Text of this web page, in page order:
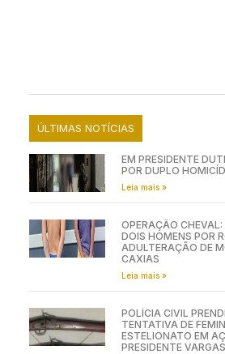
ÚLTIMAS NOTÍCIAS
EM PRESIDENTE
POR DUPLO
Leia mais »
OPERAÇÃO
DOIS HOMENS POR
ADULTERAÇÃO DE
CAXIAS
Leia mais »
POLÍCIA CIVIL
TENTATIVA DE
ESTELIONATO EM
PRESIDENTE